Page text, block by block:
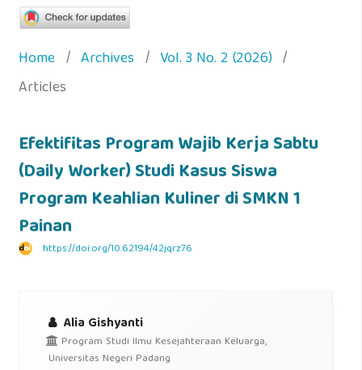
Home / Archives / Vol. 3 No. 2 (2026) /
Articles
Efektifitas Program Wajib Kerja Sabtu
(Daily Worker) Studi Kasus Siswa
Program Keahlian Kuliner di SMKN 1
Painan
https://doi.org/10.62194/42jqrz76
Alia Gishyanti
Program Studi Ilmu Kesejahteraan Keluarga,
Universitas Negeri Padang